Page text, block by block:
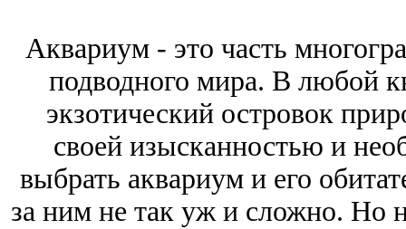
Аквариум - это часть
подводного мира. В любой
экзотический островок
своей изысканностью и
выбрать аквариум и его
за ним не так уж и сложно. Но